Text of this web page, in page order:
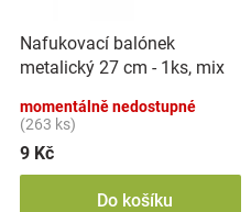
Hračkářství
ůo
d
u
k
ů
Nafukovací balónek
metalický 27 cm - 1ks, mix
momentálně nedostupné
(263 ks)
9 Kč
Do košíku